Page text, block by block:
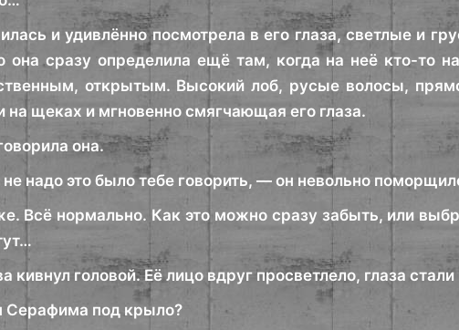
и удивлённо посмотрела в его глаза, светлые и
она сразу определила ещё там, когда на неё кто-то
открытым. Высокий лоб, русые волосы,
щеках и мгновенно смягчающая его глаза.
она.
надо это было тебе говорить, — он невольно
Всё нормально. Как это можно сразу забыть, или
головой. Её лицо вдруг просветлело, глаза
Серафима под крыло?